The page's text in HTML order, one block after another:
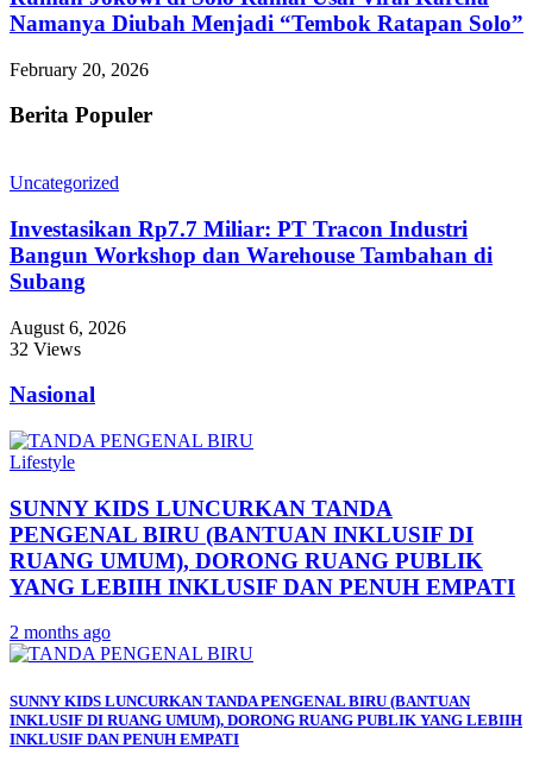
Namanya Diubah Menjadi “Tembok Ratapan Solo”
February 20, 2026
Berita Populer
Uncategorized
Investasikan Rp7.7 Miliar: PT Tracon Industri
Bangun Workshop dan Warehouse Tambahan di
Subang
August 6, 2026
32 Views
Nasional
Lifestyle
SUNNY KIDS LUNCURKAN TANDA
PENGENAL BIRU (BANTUAN INKLUSIF DI
RUANG UMUM), DORONG RUANG PUBLIK
YANG LEBIIH INKLUSIF DAN PENUH EMPATI
2 months ago
SUNNY KIDS LUNCURKAN TANDA PENGENAL BIRU (BANTUAN
INKLUSIF DI RUANG UMUM), DORONG RUANG PUBLIK YANG LEBIIH
INKLUSIF DAN PENUH EMPATI